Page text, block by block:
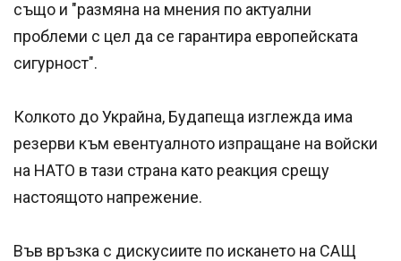
също и "размяна на мнения по актуални
проблеми с цел да се гарантира европейската
сигурност".
Колкото до Украйна, Будапеща изглежда има
резерви към евентуалното изпращане на войски
на НАТО в тази страна като реакция срещу
настоящото напрежение.
Във връзка с дискусиите по искането на САЩ